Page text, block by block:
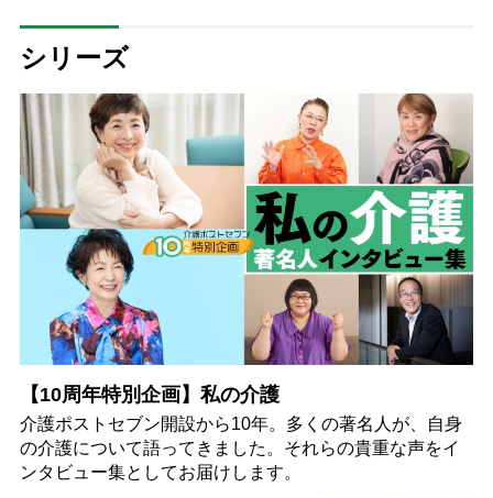
シリーズ
【10周年特別企画】私の介護
介護ポストセブン開設から10年。多くの著名人が、自身
の介護について語ってきました。それらの貴重な声をイ
ンタビュー集としてお届けします。